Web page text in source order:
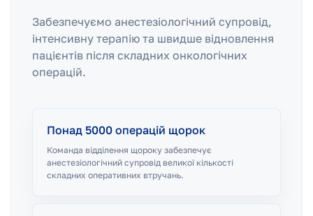
Забезпечуємо анестезіологічний супровід,
інтенсивну терапію та швидше відновлення
пацієнтів після складних онкологічних
операцій.
Понад 5000 операцій щорок
Команда відділення щороку забезпечує
анестезіологічний супровід великої кількості
складних оперативних втручань.